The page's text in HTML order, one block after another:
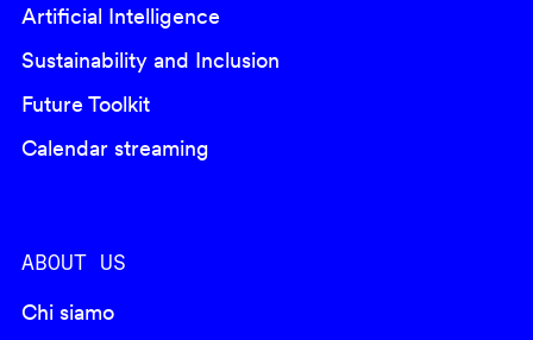
Artificial Intelligence
Sustainability and Inclusion
Future Toolkit
Calendar streaming
ABOUT US
Chi siamo